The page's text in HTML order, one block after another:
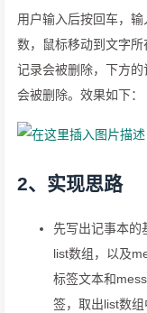
用户输入后按回车，
数，鼠标移动到文字
记录会被删除，下方
会被删除。效果如下：
2、实现思路
先写出记事本的
list数组，以及
标签文本和
签，取出list数组